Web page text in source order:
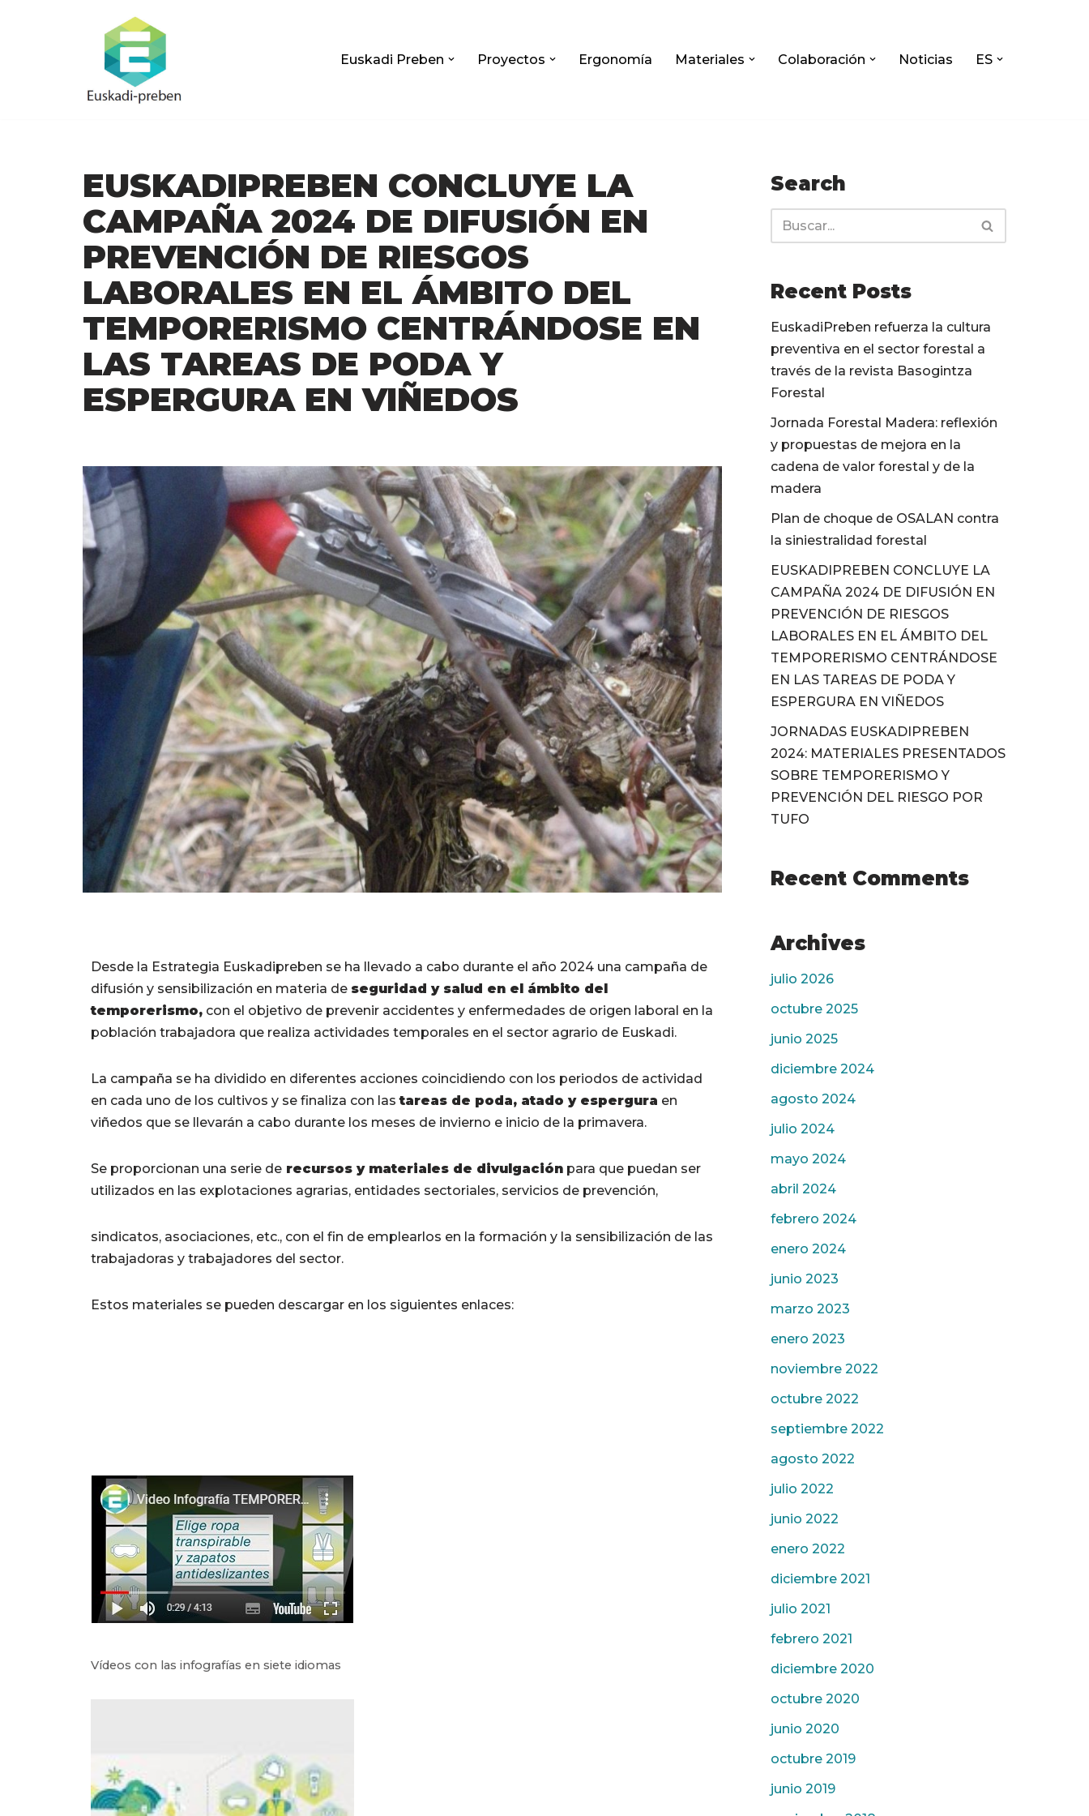
Euskadi Preben Proyectos Ergonomía Materiales Colaboración Noticias ES
EUSKADIPREBEN CONCLUYE LA
CAMPAÑA 2024 DE DIFUSIÓN EN
PREVENCIÓN DE RIESGOS
LABORALES EN EL ÁMBITO DEL
TEMPORERISMO CENTRÁNDOSE EN
LAS TAREAS DE PODA Y
ESPERGURA EN VIÑEDOS
Desde la Estrategia Euskadipreben se ha llevado a cabo durante el año 2024 una campaña de
difusión y sensibilización en materia de seguridad y salud en el ámbito del
temporerismo, con el objetivo de prevenir accidentes y enfermedades de origen laboral en la
población trabajadora que realiza actividades temporales en el sector agrario de Euskadi.
La campaña se ha dividido en diferentes acciones coincidiendo con los periodos de actividad
en cada uno de los cultivos y se finaliza con lastareas de poda, atado y espergura en
viñedos que se llevarán a cabo durante los meses de invierno e inicio de la primavera.
Se proporcionan una serie de recursos y materiales de divulgación para que puedan ser
utilizados en las explotaciones agrarias, entidades sectoriales, servicios de prevención,
sindicatos, asociaciones, etc., con el fin de emplearlos en la formación y la sensibilización de las
trabajadoras y trabajadores del sector.
Estos materiales se pueden descargar en los siguientes enlaces:
Vídeos con las infografías en siete idiomas
Search
Recent Posts
EuskadiPreben refuerza la cultura
preventiva en el sector forestal a
través de la revista Basogintza
Forestal
Jornada Forestal Madera: reflexión
y propuestas de mejora en la
cadena de valor forestal y de la
madera
Plan de choque de OSALAN contra
la siniestralidad forestal
EUSKADIPREBEN CONCLUYE LA
CAMPAÑA 2024 DE DIFUSIÓN EN
PREVENCIÓN DE RIESGOS
LABORALES EN EL ÁMBITO DEL
TEMPORERISMO CENTRÁNDOSE
EN LAS TAREAS DE PODA Y
ESPERGURA EN VIÑEDOS
JORNADAS EUSKADIPREBEN
2024: MATERIALES PRESENTADOS
SOBRE TEMPORERISMO Y
PREVENCIÓN DEL RIESGO POR
TUFO
Recent Comments
Archives
julio 2026
octubre 2025
junio 2025
diciembre 2024
agosto 2024
julio 2024
mayo 2024
abril 2024
febrero 2024
enero 2024
junio 2023
marzo 2023
enero 2023
noviembre 2022
octubre 2022
septiembre 2022
agosto 2022
julio 2022
junio 2022
enero 2022
diciembre 2021
julio 2021
febrero 2021
diciembre 2020
octubre 2020
junio 2020
octubre 2019
junio 2019